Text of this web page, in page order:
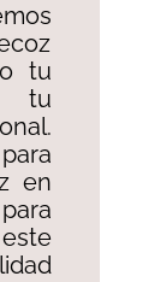
tu
tu
en